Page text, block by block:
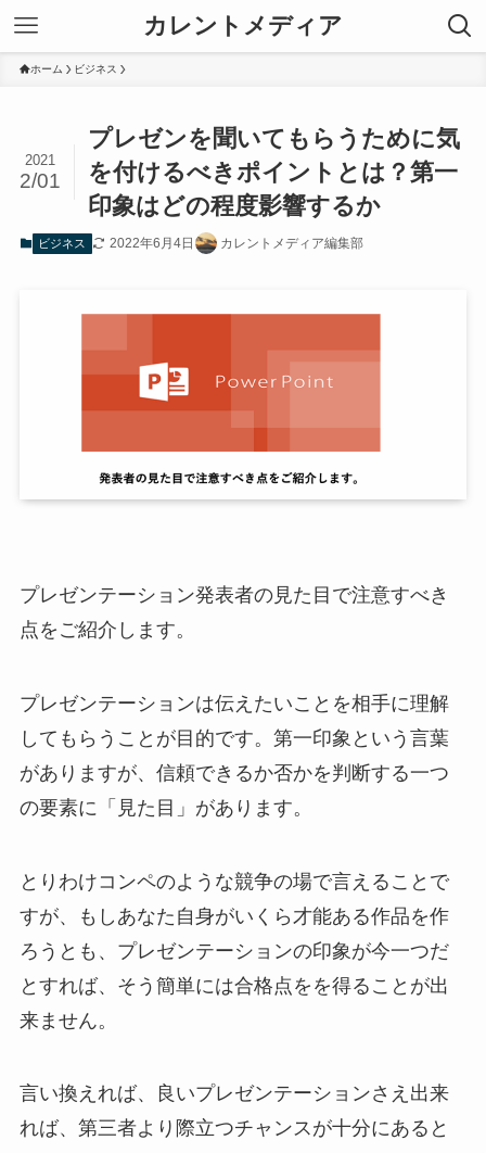
カレントメディア
ホーム ビジネス
プレゼンを聞いてもらうために気
を付けるべきポイントとは？第一
印象はどの程度影響するか
2021
2/01
ビジネス 2022年6月4日 カレントメディア編集部
プレゼンテーション発表者の見た目で注意すべき
点をご紹介します。
プレゼンテーションは伝えたいことを相手に理解
してもらうことが目的です。第一印象という言葉
がありますが、信頼できるか否かを判断する一つ
の要素に「見た目」があります。
とりわけコンペのような競争の場で言えることで
すが、もしあなた自身がいくら才能ある作品を作
ろうとも、プレゼンテーションの印象が今一つだ
とすれば、そう簡単には合格点をを得ることが出
来ません。
言い換えれば、良いプレゼンテーションさえ出来
れば、第三者より際立つチャンスが十分にあると